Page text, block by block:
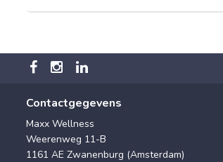
Contactgegevens
Maxx Wellness
Weerenweg 11-B
1161 AE Zwanenburg (Amsterdam)